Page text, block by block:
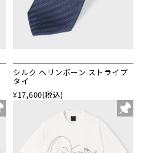
シルク ヘリンボーン ストライプ
タイ
¥17,600(税込)